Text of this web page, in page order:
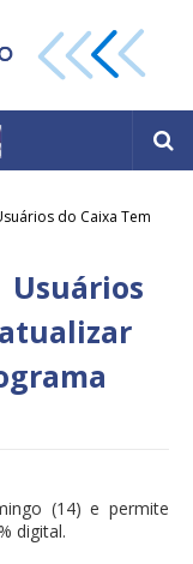
do Caixa Tem
(14) e permite
digital.